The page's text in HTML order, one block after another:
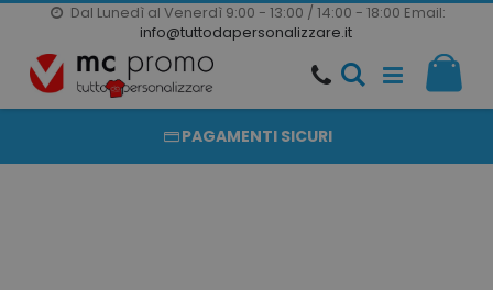
Dal Lunedì al Venerdì 9:00 - 13:00 / 14:00 - 18:00 Email:
info@tuttodapersonalizzare.it
Salta
al
contenuto
20000 PRODOTTI
PRODOTTI COMPLETAMENTE PERSONALIZZABILI
PAGAMENTI SICURI